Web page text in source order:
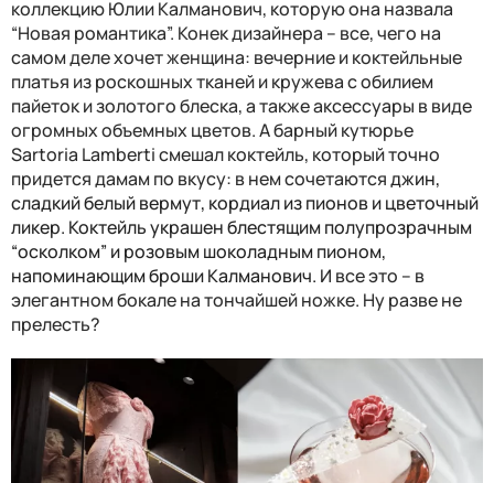
коллекцию Юлии Калманович, которую она назвала
“Новая романтика”. Конек дизайнера – все, чего на
самом деле хочет женщина: вечерние и коктейльные
платья из роскошных тканей и кружева с обилием
пайеток и золотого блеска, а также аксессуары в виде
огромных объемных цветов. А барный кутюрье
Sartoria Lambertiсмешал коктейль, который точно
придется дамам по вкусу: в нем сочетаютсяджин,
сладкий белый вермут, кордиал из пионов и цветочный
ликер. Коктейль украшен блестящим полупрозрачным
“осколком” и розовымшоколаднымпионом,
напоминающим броши Калманович. И все это – в
элегантном бокале на тончайшей ножке. Ну разве не
прелесть?